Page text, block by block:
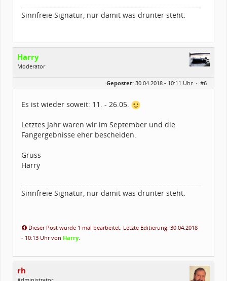
Sinnfreie Signatur, nur damit was drunter steht.
Harry
Moderator
zwischen Augsburg und Ulm
Alter:
61
Dabei seit:
03 / 2003
Gepostet: 30.04.2018 - 10:11 Uhr · #6
Es ist wieder soweit: 11. - 26.05.
Letztes Jahr waren wir im September und die
Fangergebnisse eher bescheiden.
Gruss
Harry
Sinnfreie Signatur, nur damit was drunter steht.
Dieser Post wurde 1 mal bearbeitet. Letzte Editierung: 30.04.2018
- 10:13 Uhr von Harry.
rh